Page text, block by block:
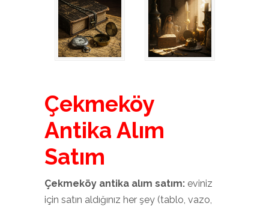
Çekmeköy
Antika Alım
Satım
Çekmeköy antika alım satım: eviniz
için satın aldığınız her şey (tablo, vazo,